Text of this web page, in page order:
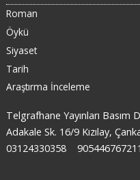
Roman
Öykü
Siyaset
Tarih
Araştırma İnceleme
Telgrafhane Yayınları Basım
Adakale Sk. 16/9 Kızılay,
03124330358
905446767211